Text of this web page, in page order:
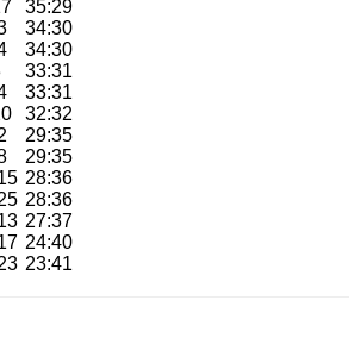
35:29
34:30
34:30
33:31
33:31
32:32
29:35
29:35
28:36
28:36
27:37
24:40
23:41